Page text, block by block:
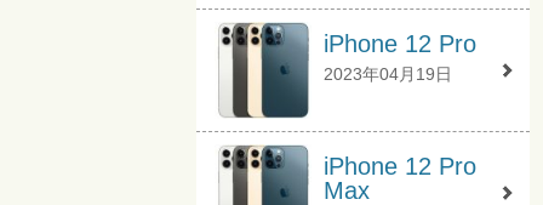
iPhone 12 Pro
2023年04月19日
iPhone 12 Pro
Max